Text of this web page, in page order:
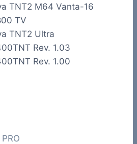
TNT2 M64 Vanta-16
TV
TNT2 Ultra
Rev. 1.03
Rev. 1.00